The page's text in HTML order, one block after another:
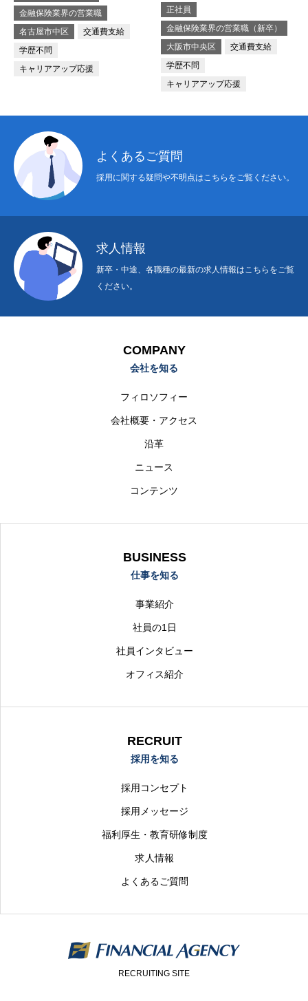
金融保険業界の営業職
名古屋市中区
交通費支給
学歴不問
キャリアアップ応援
正社員
金融保険業界の営業職（新卒）
大阪市中央区
交通費支給
学歴不問
キャリアアップ応援
よくあるご質問
採用に関する疑問や不明点はこちらをご覧ください。
求人情報
新卒・中途、各職種の最新の求人情報はこちらをご覧
ください。
COMPANY
会社を知る
フィロソフィー
会社概要・アクセス
沿革
ニュース
コンテンツ
BUSINESS
仕事を知る
事業紹介
社員の1日
社員インタビュー
オフィス紹介
RECRUIT
採用を知る
採用コンセプト
採用メッセージ
福利厚生・教育研修制度
求人情報
よくあるご質問
RECRUITING SITE